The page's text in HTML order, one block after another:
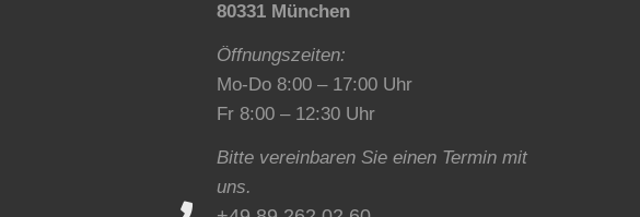
80331 München
Öffnungszeiten:
Mo-Do 8:00 – 17:00 Uhr
Fr 8:00 – 12:30 Uhr
Bitte vereinbaren Sie einen Termin mit
uns.